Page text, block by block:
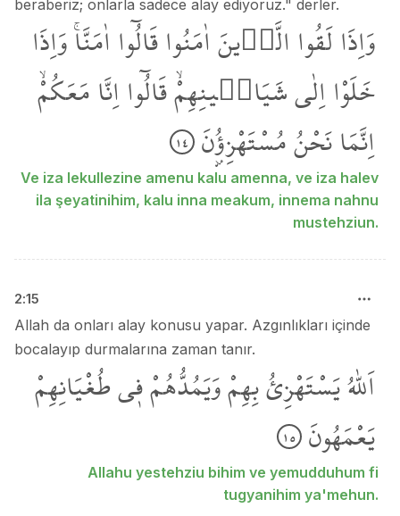
beraberiz; onlarla sadece alay ediyoruz." derler.
وَاِذَالَقُوا الَّذٖينَاٰمَنُواقَالُٓوا اٰمَنَّاۚوَاِذَا
خَلَوْااِلٰىشَيَاطٖينِهِمْۙقَالُٓوااِنَّامَعَكُمْۙ
اِنَّمَانَحْنُمُسْتَهْزِؤُ۫نَ ١٤
Ve iza lekullezine amenu kalu amenna, ve iza halev
ila şeyatinihim, kalu inna meakum, innema nahnu
mustehziun.
2:15
Allah da onları alay konusu yapar. Azgınlıkları içinde
bocalayıp durmalarına zaman tanır.
اَللّٰهُيَسْتَهْزِئُبِهِمْوَيَمُدُّهُمْف۪يطُغْيَانِهِمْ
يَعْمَهُونَ ١٥
Allahu yestehziu bihim ve yemudduhum fi
tugyanihim ya'mehun.